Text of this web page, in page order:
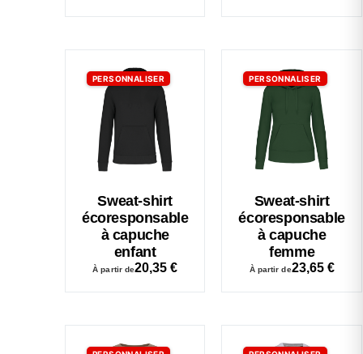
PERSONNALISER
Sweat-shirt
écoresponsable
à capuche
enfant
À partir de20,35€
PERSONNALISER
Sweat-shirt
écoresponsable
à capuche
femme
À partir de23,65 €